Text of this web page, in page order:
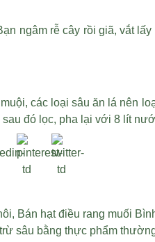
ngâm rễ cây rồi giã, vắt
các loại sâu ăn lá nên
đó lọc, pha lại với 8 lít
, Bán hạt điều rang muối
sâu bằng thực phẩm